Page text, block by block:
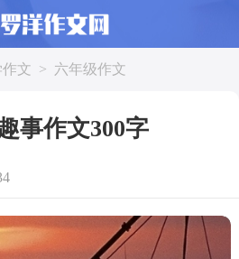
文 > 六年级作文
事作文300字